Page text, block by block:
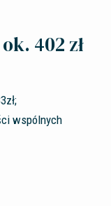
402 zł
wspólnych